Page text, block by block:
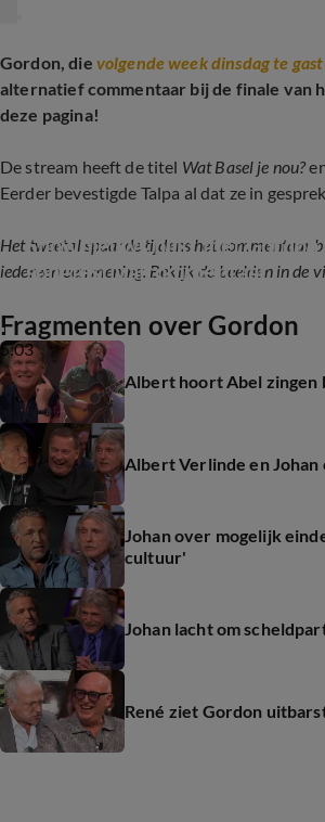
Gordon, die volgende week dinsdag te
alternatief commentaar bij de finale van
deze pagina!
De stream heeft de titel Wat Basel je nou?
Eerder bevestigde Talpa al dat ze in
Het tweetal spaarde tijdens het commentaar
iedereen een mening. Bekijk de beelden in de
5:03
Shownieuws blikt met
songfestivalcommentaar
Fragmenten over Gordon
Albert hoort Abel zingen
Albert Verlinde en
Johan over mogelijk
cultuur'
Johan lacht om
René ziet Gordon